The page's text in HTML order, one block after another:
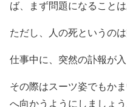
ば、まず問題になることは
ただし、人の死というのは
仕事中に、突然の訃報が
その際はスーツ姿でもか
へ向かうようにしましょう